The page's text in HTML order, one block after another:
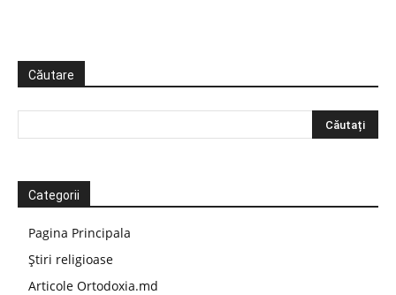
Căutare
Categorii
Pagina Principala
Știri religioase
Articole Ortodoxia.md